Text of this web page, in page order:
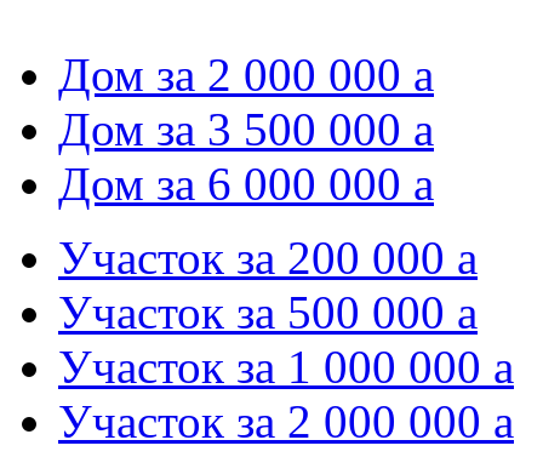
Дом за 2 000 000 a
Дом за 3 500 000 a
Дом за 6 000 000 a
Участок за 200 000 a
Участок за 500 000 a
Участок за 1 000 000 a
Участок за 2 000 000 a